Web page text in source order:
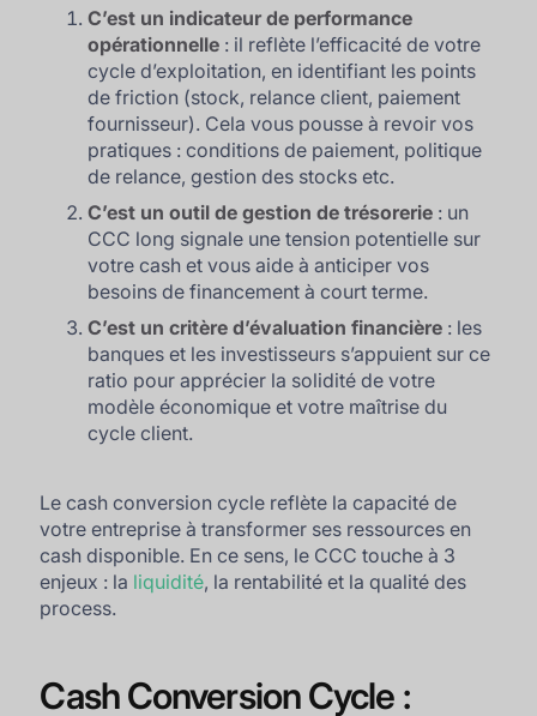
C’est un indicateur de performance
opérationnelle : il reflète l’efficacité de votre
cycle d’exploitation, en identifiant les points
de friction (stock, relance client, paiement
fournisseur). Cela vous pousse à revoir vos
pratiques : conditions de paiement, politique
de relance, gestion des stocks etc.
C’est un outil de gestion de trésorerie : un
CCC long signale une tension potentielle sur
votre cash et vous aide à anticiper vos
besoins de financement à court terme.
C’est un critère d’évaluation financière : les
banques et les investisseurs s’appuient sur ce
ratio pour apprécier la solidité de votre
modèle économique et votre maîtrise du
cycle client.
Le cash conversion cycle reflète la capacité de
votre entreprise à transformer ses ressources en
cash disponible. En ce sens, le CCC touche à 3
enjeux : la liquidité, la rentabilité et la qualité des
process.
Cash Conversion Cycle :